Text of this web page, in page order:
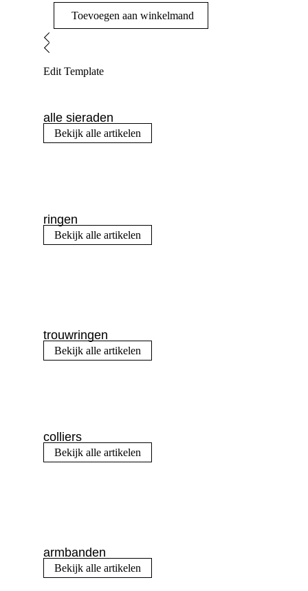
Toevoegen aan winkelmand
Edit Template
alle sieraden
Bekijk alle artikelen
ringen
Bekijk alle artikelen
trouwringen
Bekijk alle artikelen
colliers
Bekijk alle artikelen
armbanden
Bekijk alle artikelen